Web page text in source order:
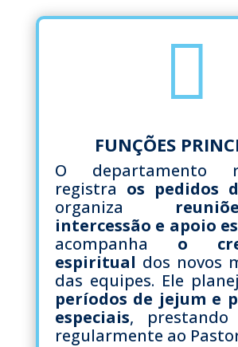

FUNÇÕES
O departamento
registra os pedidos
organiza
intercessão e apoio
acompanha o
espiritual dos novos
das equipes. Ele
períodos de jejum e
especiais, prestando
regularmente ao